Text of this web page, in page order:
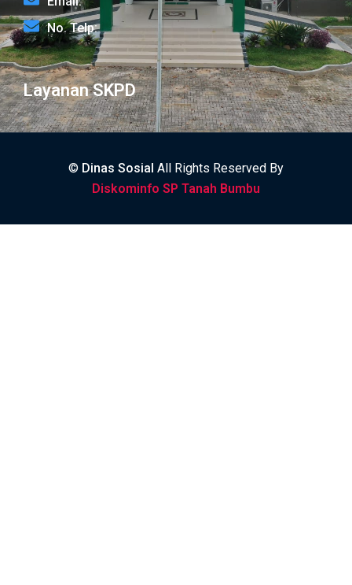
No. Telp:
Layanan SKPD
© Dinas Sosial All Rights Reserved By
Diskominfo SP Tanah Bumbu